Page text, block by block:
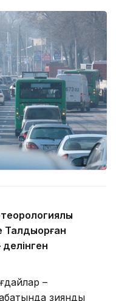
делінген
–
зиянды